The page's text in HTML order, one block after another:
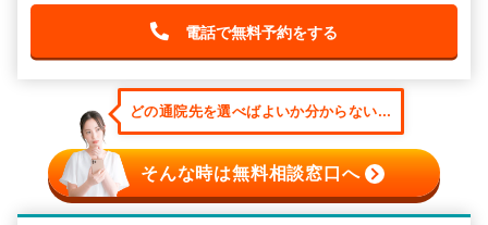
電話で無料予約をする
どの通院先を選べばよいか分からない...
そんな時は無料相談窓口へ